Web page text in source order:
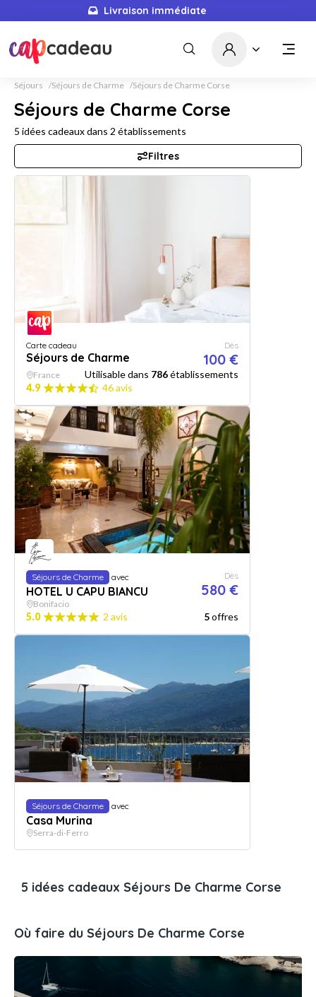
Livraison immédiate
Séjours Séjours de Charme Séjours de Charme Corse
Séjours de Charme Corse
5 idées cadeaux dans 2 établissements
Filtres
Carte cadeau
Séjours de Charme
Dès
100 €
France Utilisable dans 786établissements
4.9
46 avis
Séjours de Charme avec
HOTEL U CAPU BIANCU
Dès
580 €
Bonifacio
5.0 2 avis 5offres
Séjours de Charme avec
Casa Murina
Serra-di-Ferro
5 idées cadeaux Séjours De Charme Corse
Où faire du Séjours De Charme Corse